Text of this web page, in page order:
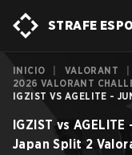
STRAFE
INICIO VALORANT
2026 VALORANT
IGZIST VS AGELITE -
IGZIST vs AGELITE
Japan Split 2